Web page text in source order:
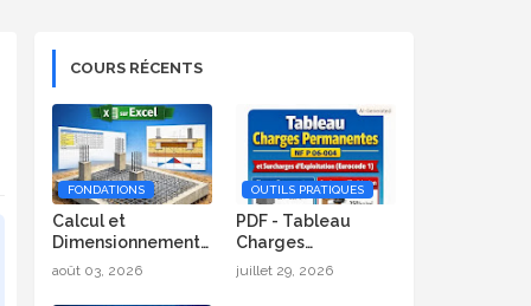
COURS RÉCENTS
FONDATIONS
Calcul et
Dimensionnement
de Radier Général
août 03, 2026
OUTILS PRATIQUES
PDF - Tableau
Charges
Permanentes (NF P
juillet 29, 2026